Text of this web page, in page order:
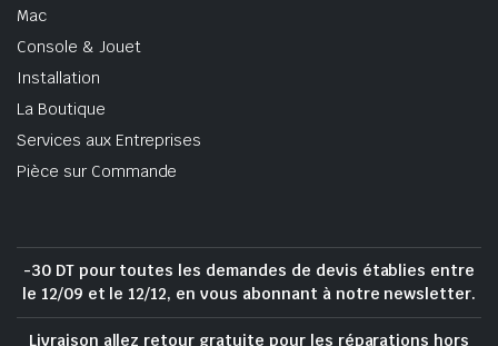
Mac
Console & Jouet
Installation
La Boutique
Services aux Entreprises
Pièce sur Commande
-30 DT pour toutes les demandes de devis établies entre
le 12/09 et le 12/12, en vous abonnant à notre newsletter.
Livraison allez retour gratuite pour les réparations hors